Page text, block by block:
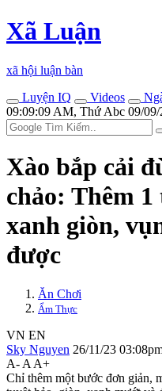
Xã Luận
xã hội luận bàn
Luyện IQ
Videos
09:09:09 AM, Thứ Abc 09/09/
Xào bắp cải
chảo: Thêm
xanh giòn,
được
Ăn Chơi
Ẩm Thực
VN EN
Sky Nguyen 26/11/23
A- A A+
Chỉ thêm một bước đơn giản,